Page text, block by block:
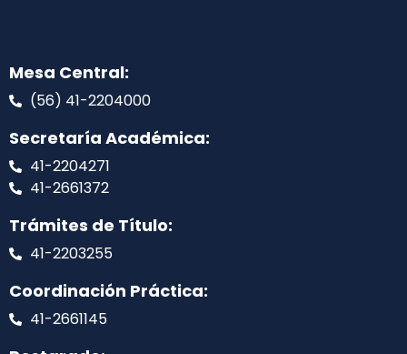
Mesa Central:
(56) 41-2204000
Secretaría Académica:
41-2204271
41-2661372
Trámites de Título:
41-2203255
Coordinación Práctica:
41-2661145